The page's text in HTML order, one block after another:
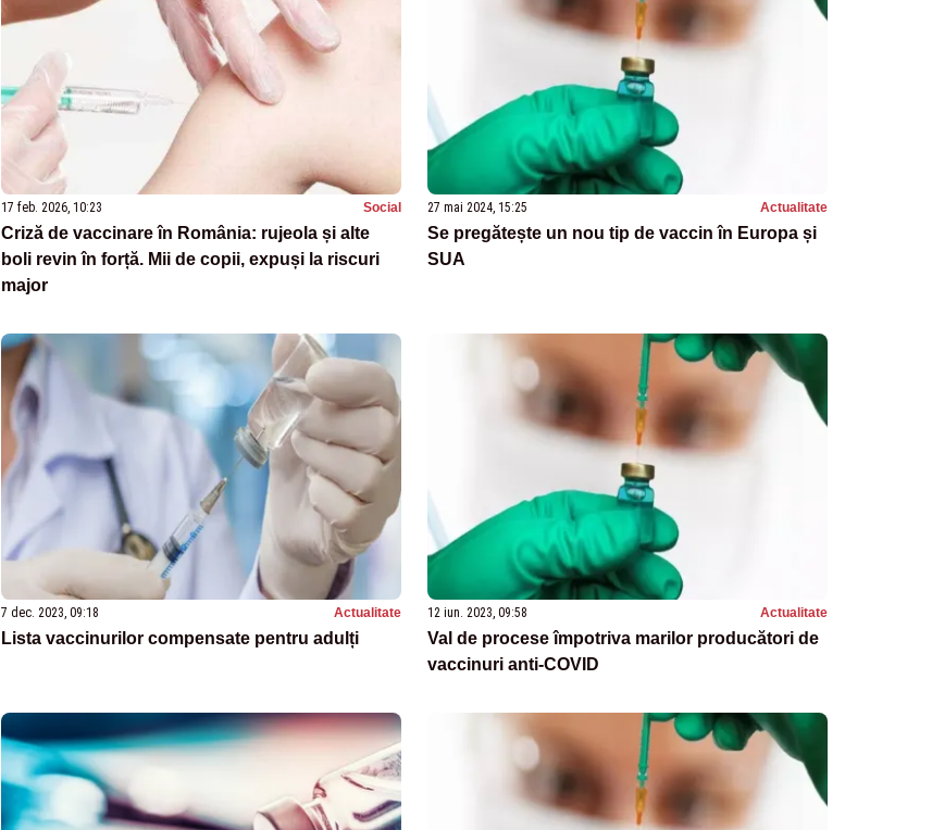
17 feb. 2026, 10:23 Social
Criză de vaccinare în România: rujeola și alte
boli revin în forță. Mii de copii, expuși la riscuri
major
27 mai 2024, 15:25 Actualitate
Se pregătește un nou tip de vaccin în Europa și
SUA
7 dec. 2023, 09:18 Actualitate
Lista vaccinurilor compensate pentru adulți
12 iun. 2023, 09:58 Actualitate
Val de procese împotriva marilor producători de
vaccinuri anti-COVID